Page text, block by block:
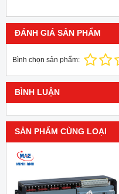
ĐÁNH GIÁ SẢN PHẨM
Bình chọn sản phẩm:
BÌNH LUẬN
SẢN PHẨM CÙNG LOẠI